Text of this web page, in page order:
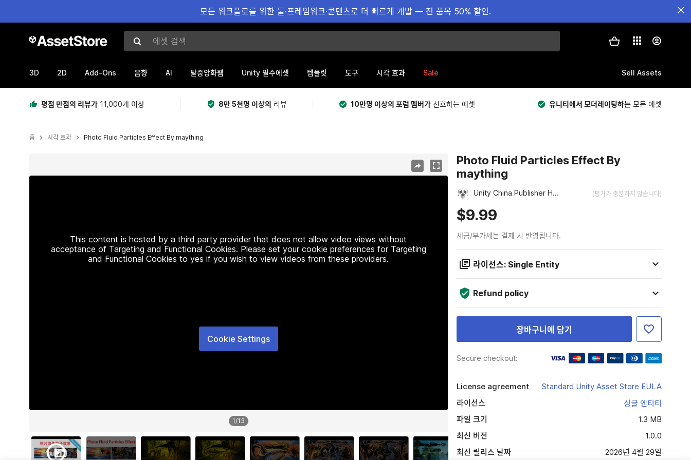
모든 워크플로를 위한 툴·프레임워크·콘텐츠로 더 빠르게 개발 — 전 품목 50% 할인.
에셋 검색
3D 2D Add-Ons 음향 AI 탈중앙화웹 Unity 필수에셋 템플릿 도구 시각 효과 Sale Sell Assets
평점 만점의 리뷰가 11,000개 이상 8만 5천명 이상의 리뷰 10만명 이상의 포럼 멤버가 선호하는 에셋 유니티에서 모더레이팅하는 모든 에셋
홈 시각 효과 Photo Fluid Particles Effect By maything
This content is hosted by a third party provider that does not allow video views without
acceptance of Targeting and Functional Cookies. Please set your cookie preferences for Targeting
and Functional Cookies to yes if you wish to view videos from these providers.
Cookie Settings
1/13
Photo Fluid Particles Effect By
maything
Unity China Publisher Hub (평가가 충분하지 않습니다)
$9.99
세금/부가세는 결제 시 반영됩니다.
라이선스: Single Entity
Refund policy
장바구니에 담기
Secure checkout:
License agreement
Standard Unity Asset Store EULA
라이선스
싱글 엔티티
파일 크기
1.3 MB
최신 버전
1.0.0
최신 릴리스 날짜
2026년 4월 29일